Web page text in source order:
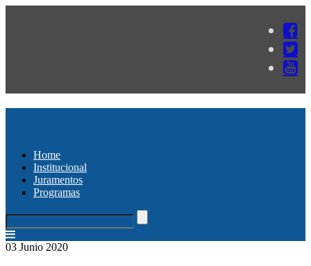
Home
Institucional
Juramentos
Programas
03 Junio 2020